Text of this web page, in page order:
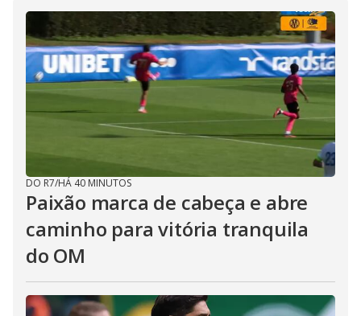
DO R7/HÁ 40 MINUTOS
Paixão marca de cabeça e abre
caminho para vitória tranquila
do OM